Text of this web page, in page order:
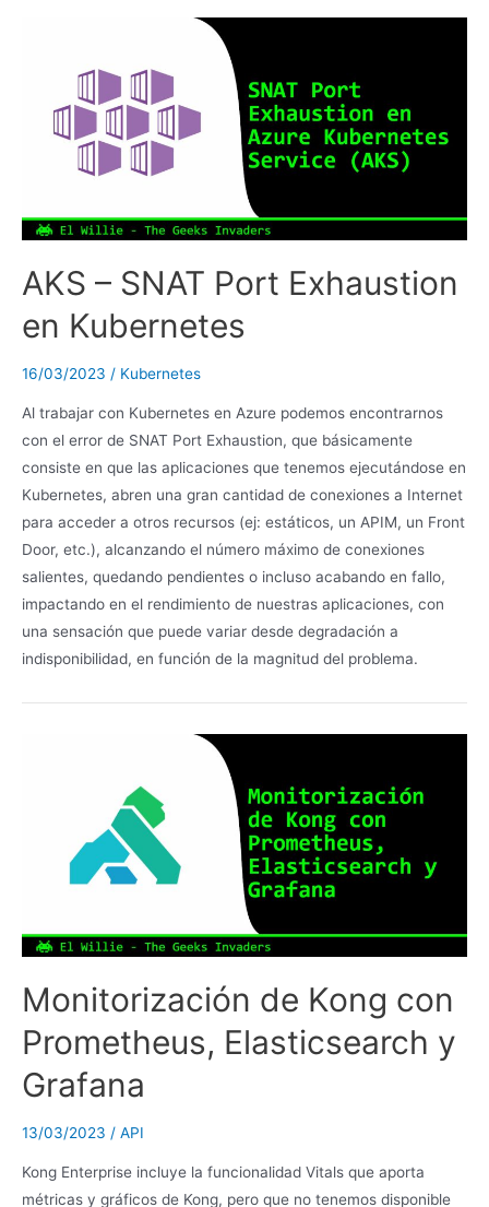
AKS – SNAT Port Exhaustion
en Kubernetes
16/03/2023 / Kubernetes
Al trabajar con Kubernetes en Azure podemos encontrarnos
con el error de SNAT Port Exhaustion, que básicamente
consiste en que las aplicaciones que tenemos ejecutándose en
Kubernetes, abren una gran cantidad de conexiones a Internet
para acceder a otros recursos (ej: estáticos, un APIM, un Front
Door, etc.), alcanzando el número máximo de conexiones
salientes, quedando pendientes o incluso acabando en fallo,
impactando en el rendimiento de nuestras aplicaciones, con
una sensación que puede variar desde degradación a
indisponibilidad, en función de la magnitud del problema.
Monitorización de Kong con
Prometheus, Elasticsearch y
Grafana
13/03/2023 / API
Kong Enterprise incluye la funcionalidad Vitals que aporta
métricas y gráficos de Kong, pero que no tenemos disponible